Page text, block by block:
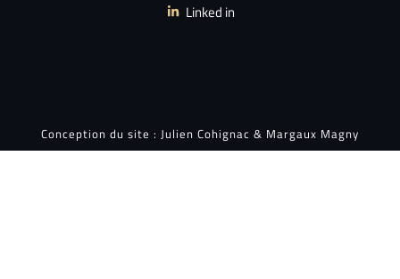
Linked in
Conception du site : Julien Cohignac & Margaux Magny